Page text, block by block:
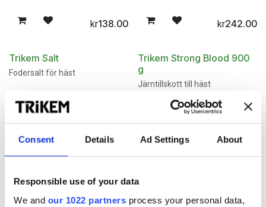
Consent Details Ad Settings About
Responsible use of your data
We and our 1022 partners process your personal data,
kr138.00 kr242.00
Trikem Salt
Fodersalt för häst
Trikem Strong Blood 900
g
Järntillskott till häst
kr
Trikem Copper+ 900 g
kr230.00
Trikem Kisel 500 g
kr238.00